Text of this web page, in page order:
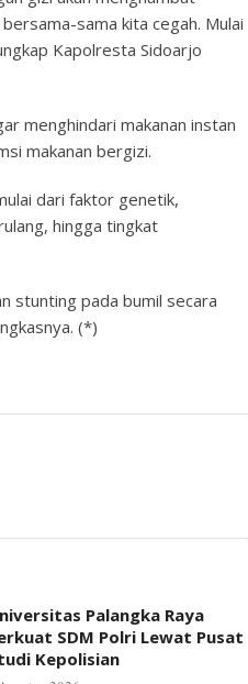
sama kita cegah. Mulai
Kapolresta Sidoarjo
menghindari makanan instan
makanan bergizi.
dari faktor genetik,
hingga tingkat
stunting pada bumil secara
(*)
Palangka Raya
SDM Polri Lewat Pusat
Kepolisian